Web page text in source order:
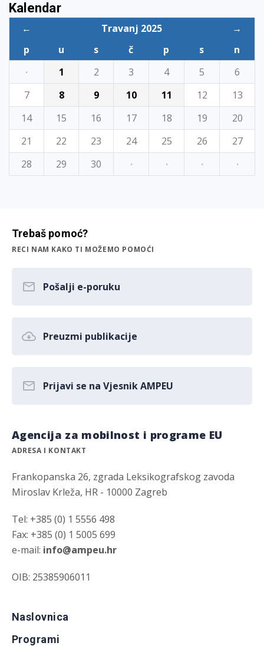
Kalendar
← Travanj 2025
→
p
u s č p s
n
·
1 2 3 4 5
6
7
8 9 10 11 12
13
14
15 16 17 18 19
20
21
22 23 24 25 26
27
28
29 30 · · · ·
Trebaš pomoć?
RECI NAM KAKO TI MOŽEMO POMOĆI
Pošalji e-poruku
Preuzmi publikacije
Prijavi se na Vjesnik AMPEU
Agencija za mobilnost i programe EU
ADRESA I KONTAKT
Frankopanska 26, zgrada Leksikografskog zavoda
Miroslav Krleža, HR - 10000 Zagreb
Tel: +385 (0) 1 5556 498
Fax: +385 (0) 1 5005 699
e-mail: info@ampeu.hr
OIB: 25385906011
Naslovnica
Programi